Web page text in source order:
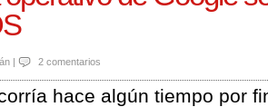
| 2 comentarios
hace algún tiempo por